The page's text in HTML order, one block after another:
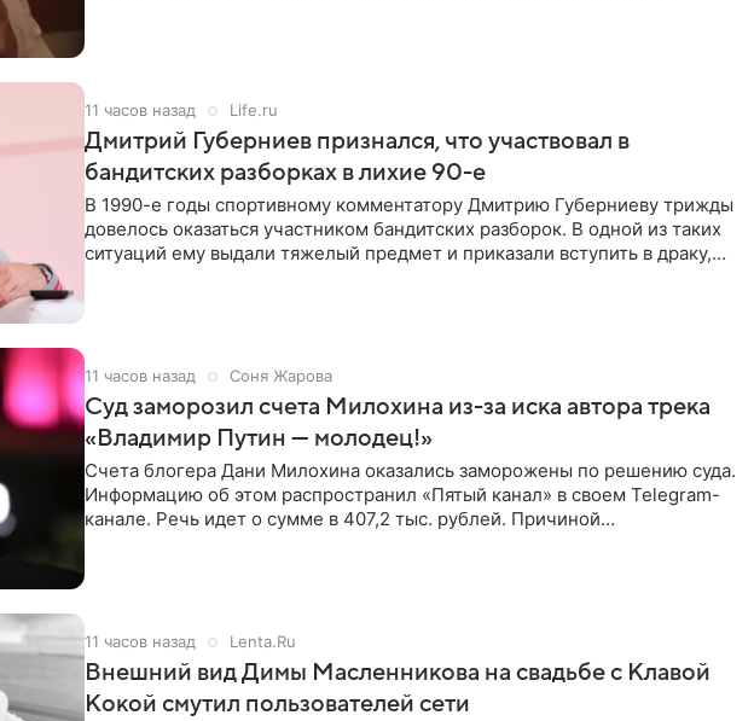
11 часов назад Life.ru
Дмитрий Губерниев признался, что участвовал в
бандитских разборках в лихие 90-е
В 1990-е годы спортивному комментатору Дмитрию Губерниеву трижды
довелось оказаться участником бандитских разборок. В одной из таких
ситуаций ему выдали тяжелый предмет и приказали вступить в драку,
11 часов назад Соня Жарова
Суд заморозил счета Милохина из-за иска автора трека
«Владимир Путин — молодец!»
Счета блогера Дани Милохина оказались заморожены по решению суда.
Информацию об этом распространил «Пятый канал» в своем Telegram-
канале. Речь идет о сумме в 407,2 тыс. рублей. Причиной
11 часов назад Lenta.Ru
Внешний вид Димы Масленникова на свадьбе с Клавой
Кокой смутил пользователей сети